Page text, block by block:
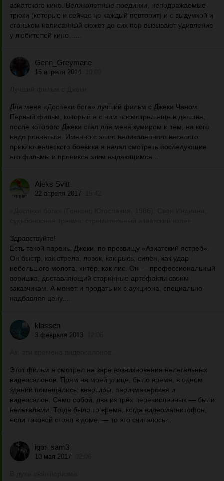
азиатского кино. Великолепные поединки, неподражаемые
трюки (которые и сейчас не каждый повторит) и с выдумкой и
огоньком написанный сюжет до сих пор вызывают удивление
у любителей кино…...
Genn_Greymane
15 апреля 2014
Для меня «Доспехи бога» лучший фильм с Джеки Чаном.
Первый фильм, который я с ним посмотрел еще в детстве,
после которого Джеки стал для меня кумиром и тем, на кого
надо ровняться. Именно с этого великолепного веселого
приключенческого боевика я начал смотреть последующие
его фильмы и проникся этим выдающимся...
Aleks Svitt
22 апреля 2017
Здравствуйте!
Есть такой парень, Джеки, по прозвищу «Азиатский ястреб».
Он быстр, как стрела, ловок, как рысь, силён, как удар
небольшого молота, хитёр, как лис. Он — профессиональный
воришка, доставляющий старинные артефакты своим
заказчикам. А может и продать их с аукциона, специально
надбавляя цену....
klassen
3 февраля 2013
Этот фильм я смотрел на заре возникновения нелегальных
видеосалонов. Прям на моей улице, было время, в одном
здании помещались: квартиры, парикмахерская и
видеосалон. Само собой, два из трёх перечисленных — были
нелегалами. Тогда было то время, когда видеомагнитофон,
если таковой стоял в доме, — то это считалось...
igor_sam3
10 мая 2017